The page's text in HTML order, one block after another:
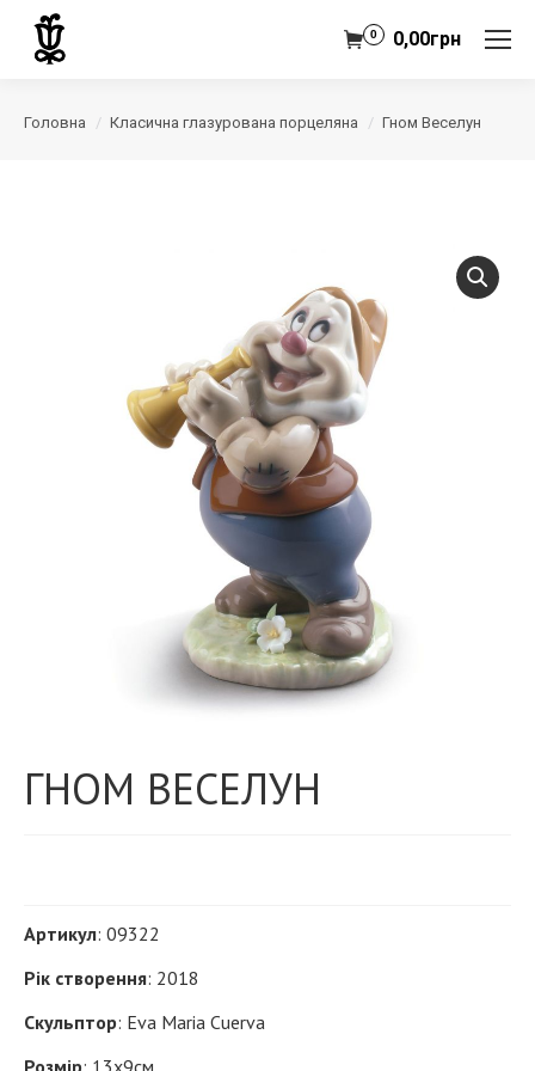
0,00грн
0
Головна Класична глазурована порцеляна Гном Веселун
ГНОМ ВЕСЕЛУН
Артикул: 09322
Рік створення: 2018
Скульптор: Eva Maria Cuerva
Розмір: 13х9см